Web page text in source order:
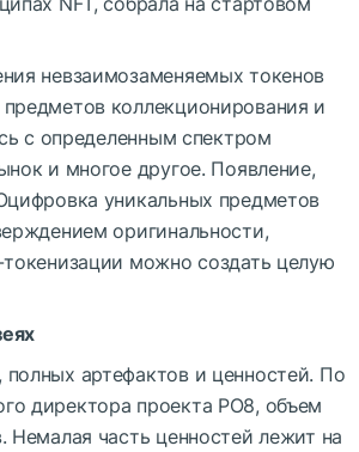
невзаимозаменяемых токенов
коллекционирования и
с определенным спектром
и многое другое. Появление,
уникальных предметов
оригинальности,
можно создать целую
артефактов и ценностей. По
директора проекта PO8, объем
Немалая часть ценностей лежит на